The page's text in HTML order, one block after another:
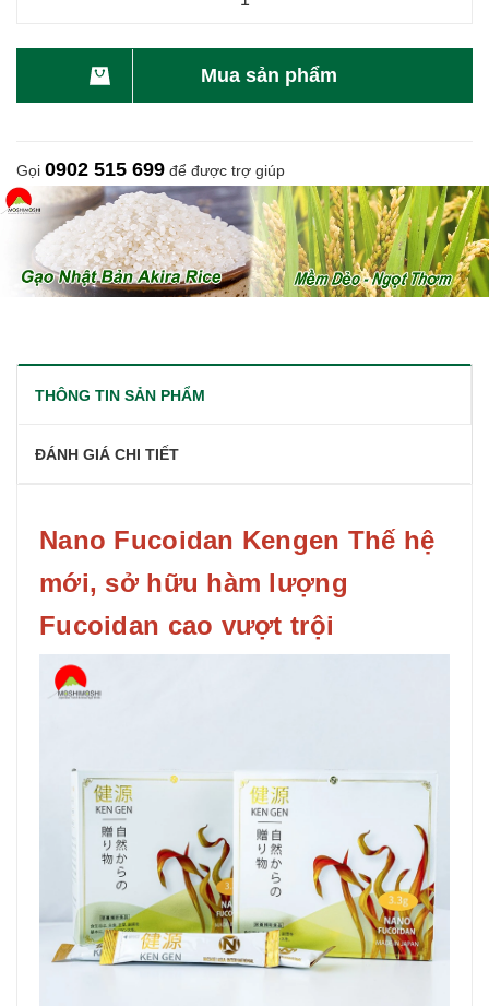
Mua sản phẩm
Gọi 0902 515 699 để được trợ giúp
THÔNG TIN SẢN PHẨM
ĐÁNH GIÁ CHI TIẾT
Nano Fucoidan Kengen Thế hệ
mới, sở hữu hàm lượng
Fucoidan cao vượt trội